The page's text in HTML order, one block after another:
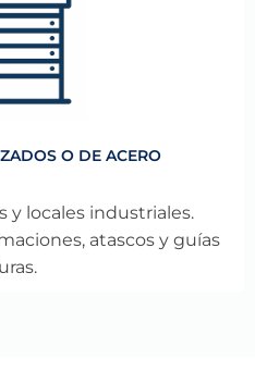
O DE ACERO
y locales industriales.
atascos y guías